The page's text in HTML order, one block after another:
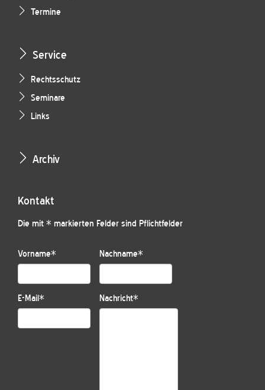
Termine
Service
Rechtsschutz
Seminare
Links
Archiv
Kontakt
Die mit * markierten Felder sind Pflichtfelder
Vorname* Nachname*
E-Mail* Nachricht*